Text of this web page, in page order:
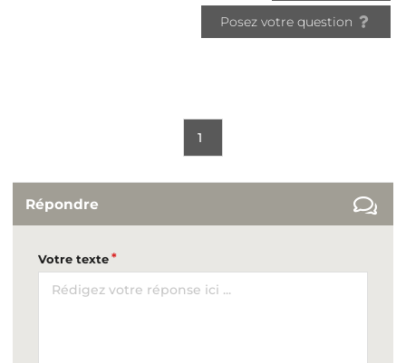
Posez votre question
1
Répondre
Votre texte